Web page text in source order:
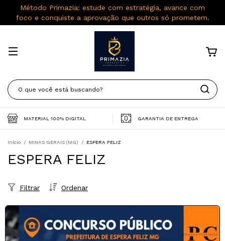
Método Primazia: estude com estratégia, avance com
foco e conquiste a aprovação que outros só prometem.
MATERIAL 100% DIGITAL GARANTIA DE ENTREGA
Início / MINAS GERAIS (MG) / ESPERA FELIZ
ESPERA FELIZ
Ordenar
Filtrar